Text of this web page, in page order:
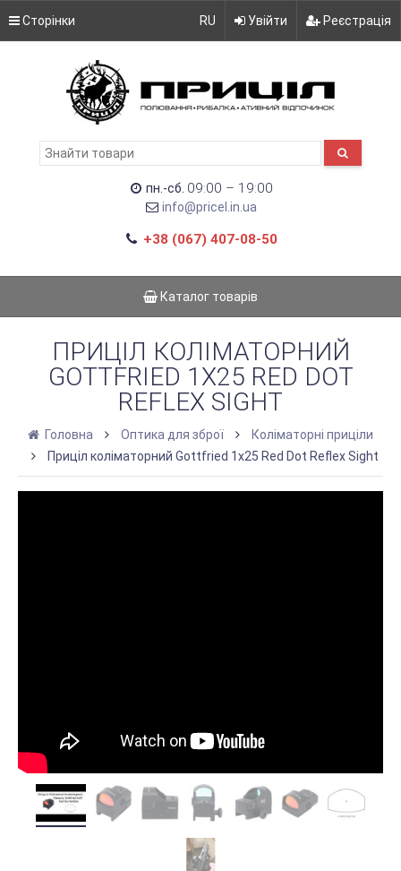
Сторінки RU Увійти Реєстрація
пн.-сб. 09:00 – 19:00
info@pricel.in.ua
+38 (067) 407-08-50
Каталог товарів
ПРИЦІЛ КОЛІМАТОРНИЙ
GOTTFRIED 1X25 RED DOT
REFLEX SIGHT
Головна Оптика для зброї
Коліматорні приціли
Приціл коліматорний Gottfried 1x25 Red Dot Reflex Sight